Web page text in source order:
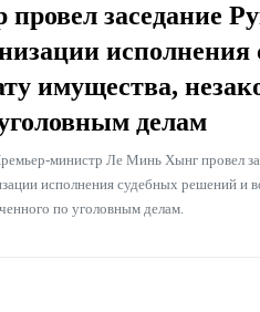
заседание
исполнения
имущества,
делам
министр Ле Минь Хынг провел
исполнения судебных решений и
по уголовным делам.